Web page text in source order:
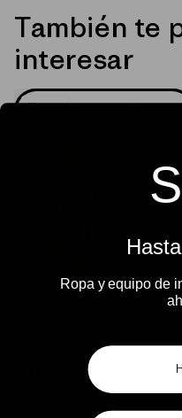
También te
interesar
Nuevo
VERDE_(CPRG)
NEGRO_(BLK)
Chaqueta Impermeable
Ropa y equipo de